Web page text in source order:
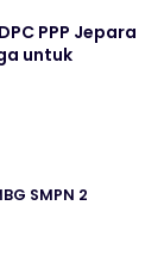
PPP Jepara
untuk
SMPN 2